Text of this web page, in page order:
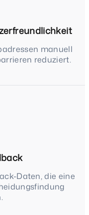
manuell
reduziert.
Daten, die eine